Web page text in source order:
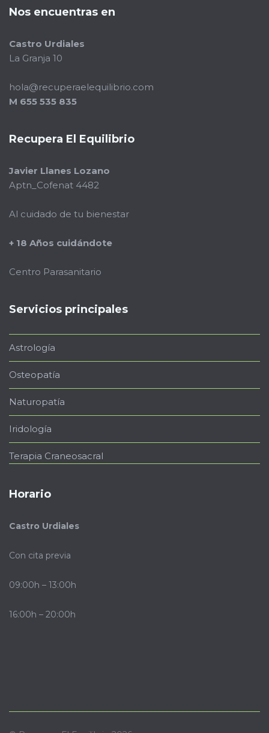
Nos encuentras en
Castro Urdiales
La Granja 10
hola@recuperaelequilibrio.com
M 655 535 835
Recupera El Equilibrio
Javier Llanes Lozano
Aptn_Cofenat 4482
Al cuidado de tu bienestar
+ 18 Años cuidándote
Centro Parasanitario
Servicios principales
Astrología
Osteopatía
Naturopatía
Iridología
Terapia Craneosacral
Horario
Castro Urdiales
Con cita previa
09:00h – 13:00h
16:00h – 20:00h